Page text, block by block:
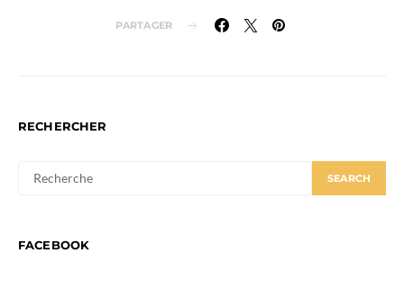
PARTAGER
RECHERCHER
FOR:
SEARCH
FACEBOOK